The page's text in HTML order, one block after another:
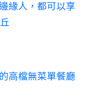
緣人，都可以享
高檔無菜單餐廳